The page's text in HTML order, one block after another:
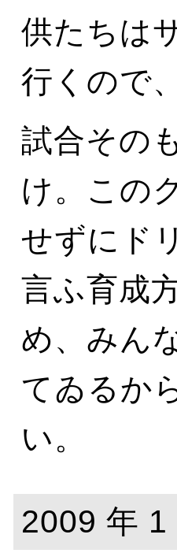
供たちは
行くので
試合その
け。この
せずにド
言ふ育成
め、みん
てゐるか
い。
2009 年